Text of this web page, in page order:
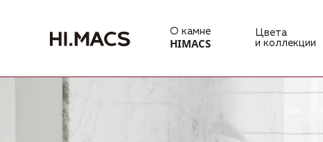
О камне
HIMACS
Цвета
и коллекции